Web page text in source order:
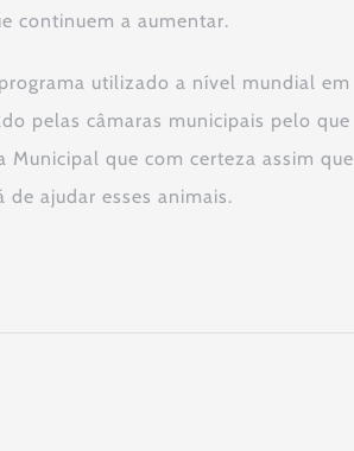
continuem a aumentar.
utilizado a nível mundial em
pelas câmaras municipais pelo que
Municipal que com certeza assim que
ajudar esses animais.